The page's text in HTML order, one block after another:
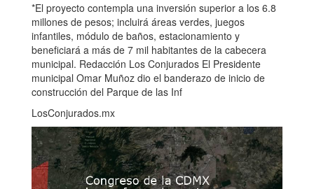
*El proyecto contempla una inversión superior a los 6.8
millones de pesos; incluirá áreas verdes, juegos
infantiles, módulo de baños, estacionamiento y
beneficiará a más de 7 mil habitantes de la cabecera
municipal. Redacción Los Conjurados El Presidente
municipal Omar Muñoz dio el banderazo de inicio de
construcción del Parque de las Inf
LosConjurados.mx